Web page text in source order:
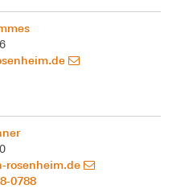
rosenheim.de
0788